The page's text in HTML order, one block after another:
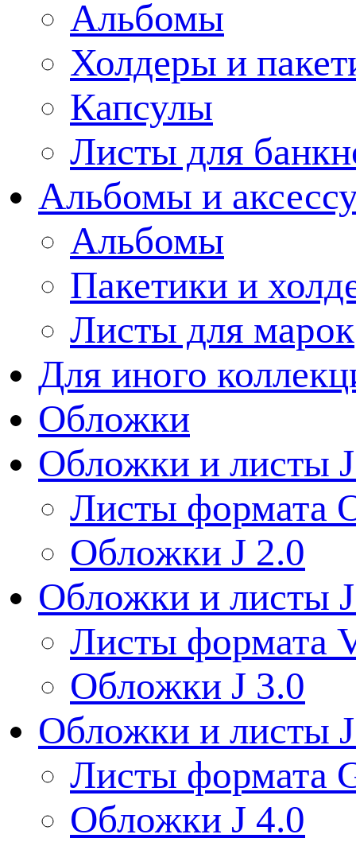
Альбомы
Холдеры и
Капсулы
Листы для
Альбомы и
Альбомы
Пакетики и
Листы для марок
Для иного
Обложки
Обложки и листы
Листы формата
Обложки J 2.0
Обложки и листы
Листы формата
Обложки J 3.0
Обложки и листы
Листы формата
Обложки J 4.0